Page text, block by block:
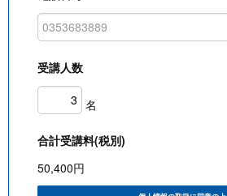
受講人数
名
合計受講料(税別)
50,400円